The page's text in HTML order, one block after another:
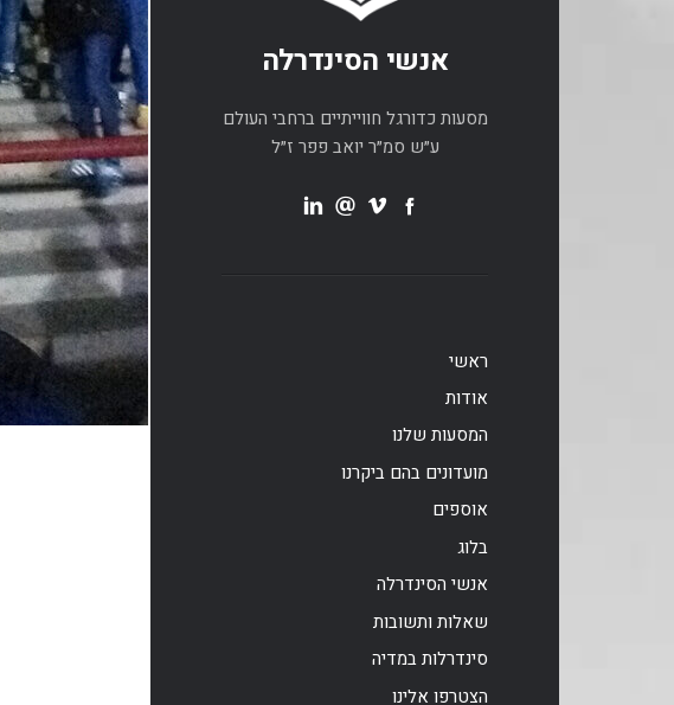
אנשי הסינדרלה
מסעות כדורגל חווייתיים ברחבי העולם
ע״ש סמ״ר יואב פפר ז״ל
ראשי
אודות
המסעות שלנו
מועדונים בהם ביקרנו
אוספים
בלוג
אנשי הסינדרלה
שאלות ותשובות
סינדרלות במדיה
הצטרפו אלינו